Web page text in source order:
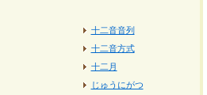
十二音音列
十二音方式
十二月
じゅうにがつ